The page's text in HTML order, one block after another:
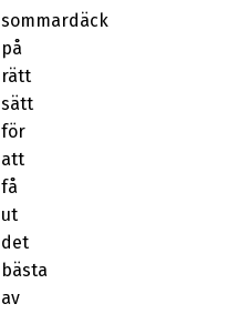
sommardäck
på
rätt
sätt
för
att
få
ut
det
bästa
av